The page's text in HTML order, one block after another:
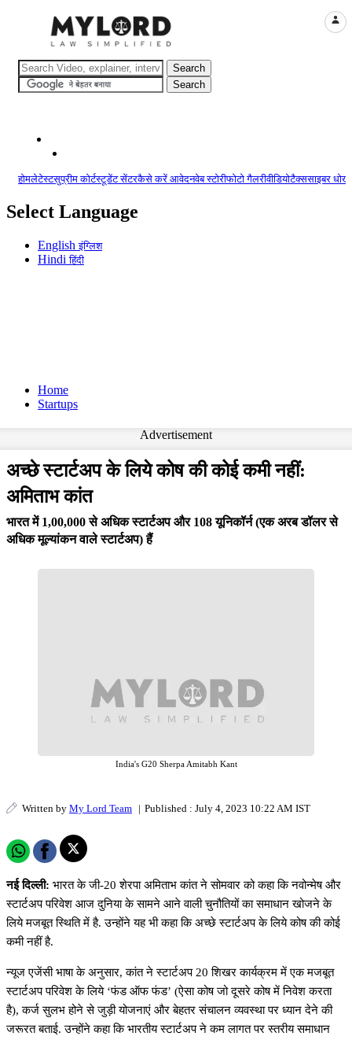
होमलेटेस्टसुप्रीम कोर्टस्टूडेंट सेंटरकैसे करें आवेदनवेब स्टोरीफोटो गैलरीवीडियोटैक्ससाइबर
Select Language
Englishइंग्लिश
Hindiहिंदी
Home
Startups
Advertisement
अच्छे स्टार्टअप के लिये कोष की कोई कमी नहीं:
अमिताभ कांत
भारत में 1,00,000 से अधिक स्टार्टअप और 108 यूनिकॉर्न (एक अरब डॉलर से
अधिक मूल्यांकन वाले स्टार्टअप) हैं
India's G20 Sherpa Amitabh Kant
Written by My Lord Team | Published : July 4, 2023 10:22 AM IST
नई दिल्ली: भारत के जी-20 शेरपा अमिताभ कांत ने सोमवार को कहा कि नवोन्मेष और
स्टार्टअप परिवेश आज दुनिया के सामने आने वाली चुनौतियों का समाधान खोजने के
लिये मजबूत स्थिति में है. उन्होंने यह भी कहा कि अच्छे स्टार्टअप के लिये कोष की कोई
कमी नहीं है.
न्यूज एजेंसी भाषा के अनुसार, कांत ने स्टार्टअप 20 शिखर कार्यक्रम में एक मजबूत
स्टार्टअप परिवेश के लिये ‘फंड ऑफ फंड’ (ऐसा कोष जो दूसरे कोष में निवेश करता
है), कर्ज सुलभ होने से जुड़ी योजनाएं और बेहतर संचालन व्यवस्था पर ध्यान देने की
जरूरत बताई. उन्होंने कहा कि भारतीय स्टार्टअप ने कम लागत पर स्तरीय समाधान